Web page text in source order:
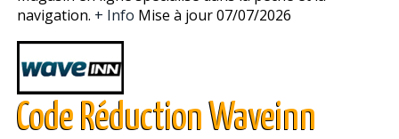
navigation. + Info Mise à jour 07/07/2026
Code Réduction Waveinn